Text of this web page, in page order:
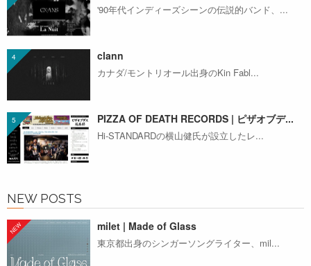
'90年代インディーズシーンの伝説的バンド、...
clann
カナダ/モントリオール出身のKin Fabl...
PIZZA OF DEATH RECORDS | ピザオブデ...
Hi-STANDARDの横山健氏が設立したレ...
NEW POSTS
milet | Made of Glass
東京都出身のシンガーソングライター、mil...